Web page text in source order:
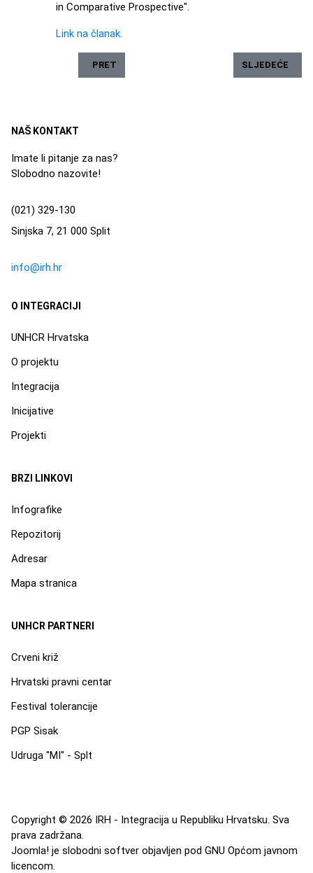
in Comparative Prospective".
Link na članak.
PRETHODNI ČLANAK: MJERE HRVATSKOG
PRET SLJEDEĆI
SLJEDEĆE
NAŠ KONTAKT
Imate li pitanje za nas?
Slobodno nazovite!
(021) 329-130
Sinjska 7, 21 000 Split
info@irh.hr
O INTEGRACIJI
UNHCR Hrvatska
O projektu
Integracija
Inicijative
Projekti
BRZI LINKOVI
Infografike
Repozitorij
Adresar
Mapa stranica
UNHCR PARTNERI
Crveni križ
Hrvatski pravni centar
Festival tolerancije
PGP Sisak
Udruga "MI" - Splt
Copyright © 2026 IRH - Integracija u Republiku Hrvatsku. Sva
prava zadržana.
Joomla! je slobodni softver objavljen pod GNU Općom javnom
licencom.